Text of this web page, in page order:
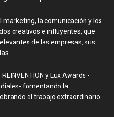
marketing, la comunicación y los
creativos e influyentes, que
de las empresas, sus
y Lux Awards -
fomentando la
el trabajo extraordinario